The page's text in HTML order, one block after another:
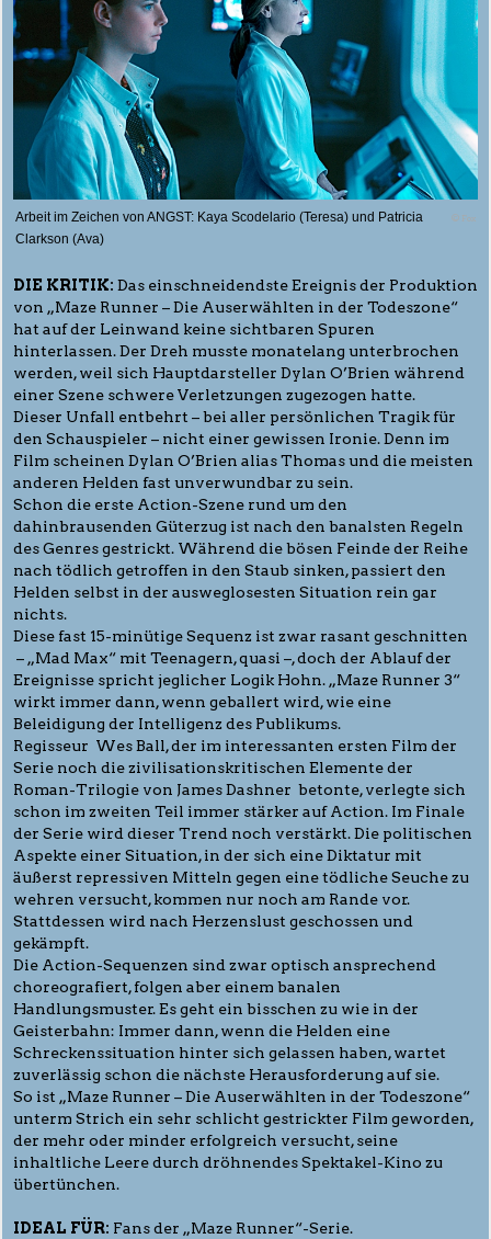
Arbeit im Zeichen von ANGST: Kaya Scodelario (Teresa) und Patricia
Clarkson (Ava)
© Fox
DIE KRITIK: Das einschneidendste Ereignis der Produktion
von „Maze Runner – Die Auserwählten in der Todeszone“
hat auf der Leinwand keine sichtbaren Spuren
hinterlassen. Der Dreh musste monatelang unterbrochen
werden, weil sich Hauptdarsteller Dylan O’Brien während
einer Szene schwere Verletzungen zugezogen hatte.
Dieser Unfall entbehrt – bei aller persönlichen Tragik für
den Schauspieler – nicht einer gewissen Ironie. Denn im
Film scheinen Dylan O’Brien alias Thomas und die meisten
anderen Helden fast unverwundbar zu sein.
Schon die erste Action-Szene rund um den
dahinbrausenden Güterzug ist nach den banalsten Regeln
des Genres gestrickt. Während die bösen Feinde der Reihe
nach tödlich getroffen in den Staub sinken, passiert den
Helden selbst in der ausweglosesten Situation rein gar
nichts.
Diese fast 15-minütige Sequenz ist zwar rasant geschnitten
– „Mad Max“ mit Teenagern, quasi –, doch der Ablauf der
Ereignisse spricht jeglicher Logik Hohn. „Maze Runner 3“
wirkt immer dann, wenn geballert wird, wie eine
Beleidigung der Intelligenz des Publikums.
Regisseur Wes Ball, der im interessanten ersten Film der
Serie noch die zivilisationskritischen Elemente der
Roman-Trilogie von James Dashner betonte, verlegte sich
schon im zweiten Teil immer stärker auf Action. Im Finale
der Serie wird dieser Trend noch verstärkt. Die politischen
Aspekte einer Situation, in der sich eine Diktatur mit
äußerst repressiven Mitteln gegen eine tödliche Seuche zu
wehren versucht, kommen nur noch am Rande vor.
Stattdessen wird nach Herzenslust geschossen und
gekämpft.
Die Action-Sequenzen sind zwar optisch ansprechend
choreografiert, folgen aber einem banalen
Handlungsmuster. Es geht ein bisschen zu wie in der
Geisterbahn: Immer dann, wenn die Helden eine
Schreckenssituation hinter sich gelassen haben, wartet
zuverlässig schon die nächste Herausforderung auf sie.
So ist „Maze Runner – Die Auserwählten in der Todeszone“
unterm Strich ein sehr schlicht gestrickter Film geworden,
der mehr oder minder erfolgreich versucht, seine
inhaltliche Leere durch dröhnendes Spektakel-Kino zu
übertünchen.
IDEAL FÜR: Fans der „Maze Runner“-Serie.